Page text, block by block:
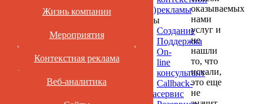
(ремаркетинг)
соцсетях
реклама
Маркет
Видеореклама
рекламы
Сайты
Создание
Поддержка
On-
line
консультант
Callback-
сервис
оказываемых
нами
услуг и
не
нашли
то, что
искали,
это еще
не
Жизнь компании
Мероприятия
Контекстная реклама
Веб-аналитика
Нет времени читать?
Подпишись
Нет времени
читать?